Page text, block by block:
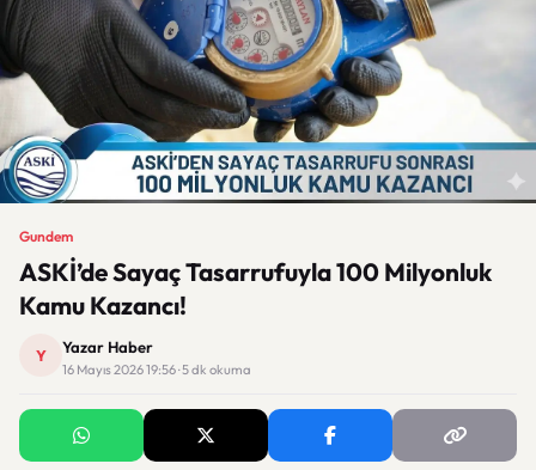
Gundem
ASKİ’de Sayaç Tasarrufuyla 100 Milyonluk
Kamu Kazancı!
Y Yazar Haber
16 Mayıs 2026 19:56 · 5 dk okuma